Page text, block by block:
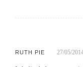
RUTH PIE 27/05/